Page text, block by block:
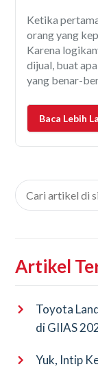
Ketika
orang yang
Karena
dijual, buat
yang benar-
kalau ada
sehingga mobil
Baca Lebih
Artikel
Toyota
di GIIAS
Yuk, Intip